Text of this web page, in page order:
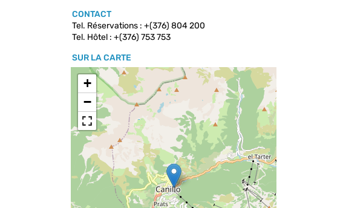
CONTACT
Tel. Réservations : +(376) 804 200
Tel. Hôtel : +(376) 753 753
SUR LA CARTE